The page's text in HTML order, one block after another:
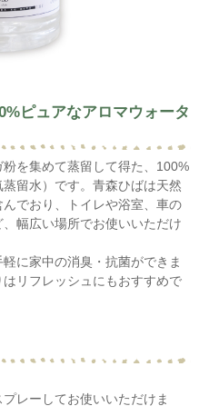
ピュアなアロマウォータ
を集めて蒸留して得た、100%
留水）です。青森ひばは天然
でおり、トイレや浴室、車の
幅広い場所でお使いいただけ
に家中の消臭・抗菌ができま
リフレッシュにもおすすめで
レーしてお使いいただけま